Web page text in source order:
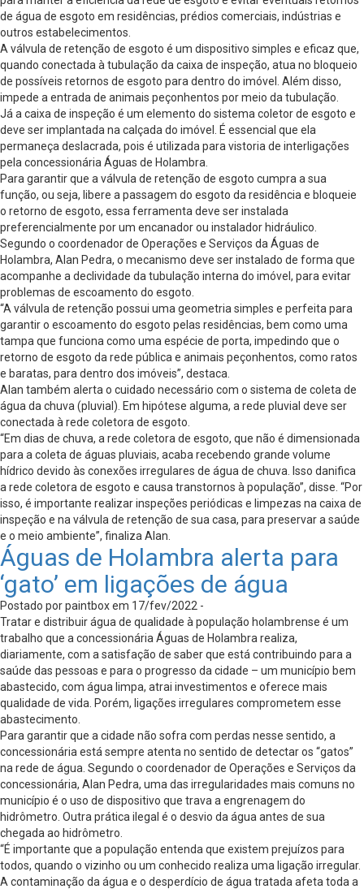
de água de esgoto em residências, prédios comerciais, indústrias e
outros estabelecimentos.
A válvula de retenção de esgoto é um dispositivo simples e eficaz que,
quando conectada à tubulação da caixa de inspeção, atua no bloqueio
de possíveis retornos de esgoto para dentro do imóvel. Além disso,
impede a entrada de animais peçonhentos por meio da tubulação.
Já a caixa de inspeção é um elemento do sistema coletor de esgoto e
deve ser implantada na calçada do imóvel. É essencial que ela
permaneça deslacrada, pois é utilizada para vistoria de interligações
pela concessionária Águas de Holambra.
Para garantir que a válvula de retenção de esgoto cumpra a sua
função, ou seja, libere a passagem do esgoto da residência e bloqueie
o retorno de esgoto, essa ferramenta deve ser instalada
preferencialmente por um encanador ou instalador hidráulico.
Segundo o coordenador de Operações e Serviços da Águas de
Holambra, Alan Pedra, o mecanismo deve ser instalado de forma que
acompanhe a declividade da tubulação interna do imóvel, para evitar
problemas de escoamento do esgoto.
“A válvula de retenção possui uma geometria simples e perfeita para
garantir o escoamento do esgoto pelas residências, bem como uma
tampa que funciona como uma espécie de porta, impedindo que o
retorno de esgoto da rede pública e animais peçonhentos, como ratos
e baratas, para dentro dos imóveis”, destaca.
Alan também alerta o cuidado necessário com o sistema de coleta de
água da chuva (pluvial). Em hipótese alguma, a rede pluvial deve ser
conectada à rede coletora de esgoto.
“Em dias de chuva, a rede coletora de esgoto, que não é dimensionada
para a coleta de águas pluviais, acaba recebendo grande volume
hídrico devido às conexões irregulares de água de chuva. Isso danifica
a rede coletora de esgoto e causa transtornos à população”, disse. “Por
isso, é importante realizar inspeções periódicas e limpezas na caixa de
inspeção e na válvula de retenção de sua casa, para preservar a saúde
e o meio ambiente”, finaliza Alan.
Águas de Holambra alerta para
‘gato’ em ligações de água
Postado por paintbox em 17/fev/2022 -
Tratar e distribuir água de qualidade à população holambrense é um
trabalho que a concessionária Águas de Holambra realiza,
diariamente, com a satisfação de saber que está contribuindo para a
saúde das pessoas e para o progresso da cidade – um município bem
abastecido, com água limpa, atrai investimentos e oferece mais
qualidade de vida. Porém, ligações irregulares comprometem esse
abastecimento.
Para garantir que a cidade não sofra com perdas nesse sentido, a
concessionária está sempre atenta no sentido de detectar os “gatos”
na rede de água. Segundo o coordenador de Operações e Serviços da
concessionária, Alan Pedra, uma das irregularidades mais comuns no
município é o uso de dispositivo que trava a engrenagem do
hidrômetro. Outra prática ilegal é o desvio da água antes de sua
chegada ao hidrômetro.
“É importante que a população entenda que existem prejuízos para
todos, quando o vizinho ou um conhecido realiza uma ligação irregular.
A contaminação da água e o desperdício de água tratada afeta toda a